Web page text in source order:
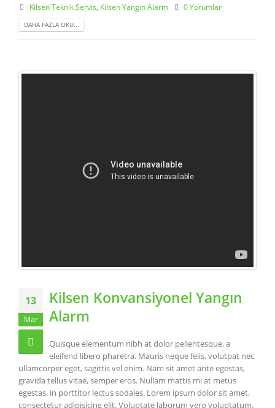
Kilsen Teknik Servis Kilsen Yangın Alarm 0 Yorumlar
DAHA FAZLA OKU...
13
Mar
Kilsen Konvansiyonel Yangın
Alarm
Quisque elementum nibh at dolor pellentesque, a
eleifend libero pharetra. Mauris neque felis, volutpat nec
ullamcorper eget, sagittis vel enim. Nam sit amet ante egestas,
gravida tellus vitae, semper eros. Nullam mattis mi at metus
egestas, in porttitor lectus sodales. Lorem ipsum dolor sit amet,
consectetur adipisicing elit. Voluptate laborum vero voluptatum.